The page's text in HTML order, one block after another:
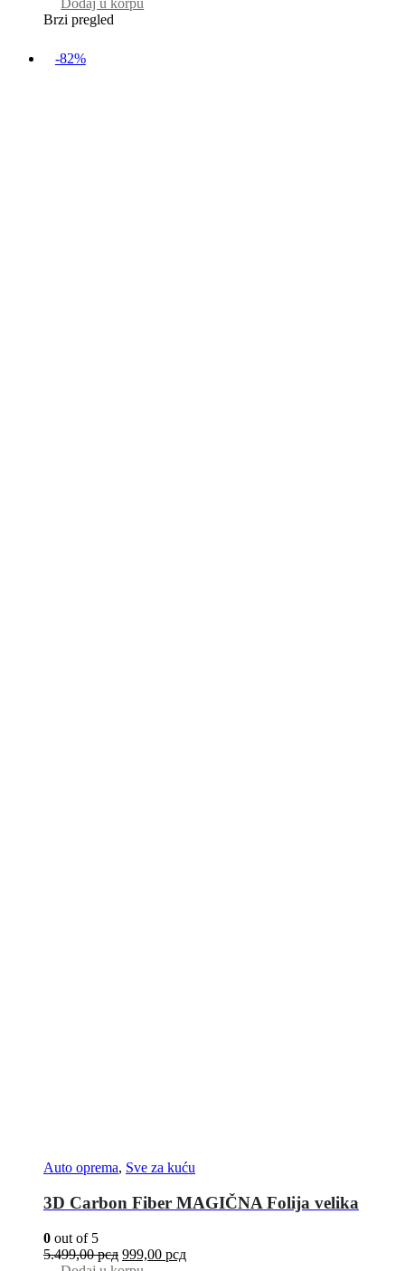
Dodaj u korpu
Brzi pregled
-82%
Auto oprema, Sve za kuću
3D Carbon Fiber MAGIČNA Folija velika
0 out of 5
5.499,00рсд 999,00 рсд